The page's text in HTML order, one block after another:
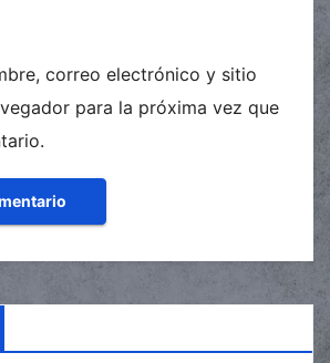
correo electrónico y sitio
para la próxima vez que